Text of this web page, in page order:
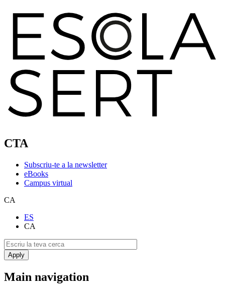
CTA
Subscriu-te a la newsletter
eBooks
Campus virtual
CA
ES
CA
Main navigation